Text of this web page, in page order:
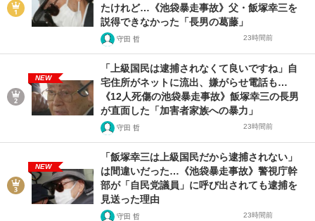
たけれど…《池袋暴走事故》父・飯塚幸三を
説得できなかった「長男の葛藤」
守田 哲 23時間前
NEW
「上級国民は逮捕されなくて良いですね」自
宅住所がネットに流出、嫌がらせ電話も…
《12人死傷の池袋暴走事故》飯塚幸三の長男
が直面した「加害者家族への暴力」
守田 哲 23時間前
NEW
「飯塚幸三は上級国民だから逮捕されない」
は間違いだった…《池袋暴走事故》警視庁幹
部が「自民党議員」に呼び出されても逮捕を
見送った理由
守田 哲 23時間前